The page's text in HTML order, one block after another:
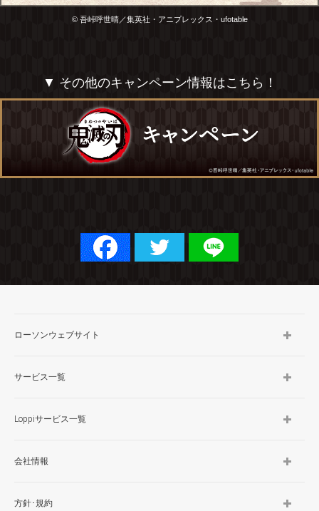
© 吾峠呼世晴／集英社・アニプレックス・ufotable
▼ その他のキャンペーン情報はこちら！
ローソンウェブサイト
サービス一覧
Loppiサービス一覧
会社情報
方針･規約